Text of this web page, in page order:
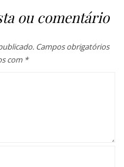
ou comentário
Campos obrigatórios
com *